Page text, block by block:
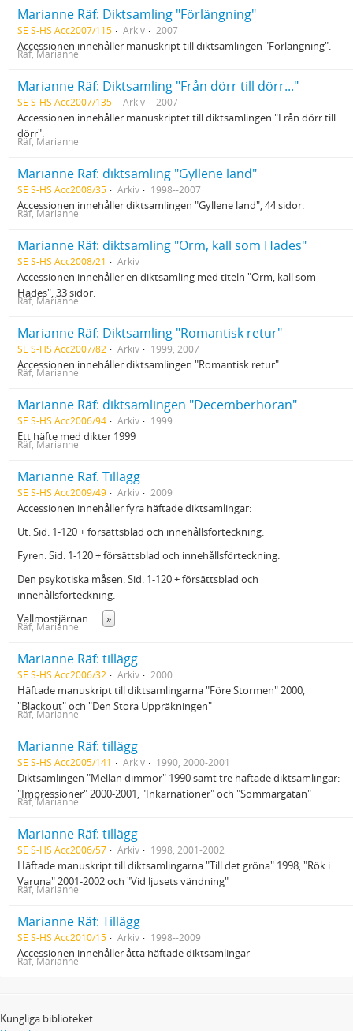
Marianne Räf: Diktsamling "Förlängning"
SE S-HS Acc2007/115 Arkiv 2007
Accessionen innehåller manuskript till diktsamlingen "Förlängning".
Räf, Marianne
Marianne Räf: Diktsamling "Från dörr till dörr..."
SE S-HS Acc2007/135 Arkiv 2007
Accessionen innehåller manuskriptet till diktsamlingen "Från dörr till
dörr".
Räf, Marianne
Marianne Räf: diktsamling "Gyllene land"
SE S-HS Acc2008/35 Arkiv 1998--2007
Accessionen innehåller diktsamlingen "Gyllene land", 44 sidor.
Räf, Marianne
Marianne Räf: diktsamling "Orm, kall som Hades"
SE S-HS Acc2008/21 Arkiv
Accessionen innehåller en diktsamling med titeln "Orm, kall som
Hades", 33 sidor.
Räf, Marianne
Marianne Räf: Diktsamling "Romantisk retur"
SE S-HS Acc2007/82 Arkiv 1999, 2007
Accessionen innehåller diktsamlingen "Romantisk retur".
Räf, Marianne
Marianne Räf: diktsamlingen "Decemberhoran"
SE S-HS Acc2006/94 Arkiv 1999
Ett häfte med dikter 1999
Räf, Marianne
Marianne Räf. Tillägg
SE S-HS Acc2009/49 Arkiv 2009
Accessionen innehåller fyra häftade diktsamlingar:
Ut. Sid. 1-120 + försättsblad och innehållsförteckning.
Fyren. Sid. 1-120 + försättsblad och innehållsförteckning.
Den psykotiska måsen. Sid. 1-120 + försättsblad och
innehållsförteckning.
Vallmostjärnan. ... »
Räf, Marianne
Marianne Räf: tillägg
SE S-HS Acc2006/32 Arkiv 2000
Häftade manuskript till diktsamlingarna "Före Stormen" 2000,
"Blackout" och "Den Stora Uppräkningen"
Räf, Marianne
Marianne Räf: tillägg
SE S-HS Acc2005/141 Arkiv 1990, 2000-2001
Diktsamlingen "Mellan dimmor" 1990 samt tre häftade diktsamlingar:
"Impressioner" 2000-2001, "Inkarnationer" och "Sommargatan"
Räf, Marianne
Marianne Räf: tillägg
SE S-HS Acc2006/57 Arkiv 1998, 2001-2002
Häftade manuskript till diktsamlingarna "Till det gröna" 1998, "Rök i
Varuna" 2001-2002 och "Vid ljusets vändning"
Räf, Marianne
Marianne Räf: Tillägg
SE S-HS Acc2010/15 Arkiv 1998--2009
Accessionen innehåller åtta häftade diktsamlingar
Räf, Marianne
Kungliga biblioteket